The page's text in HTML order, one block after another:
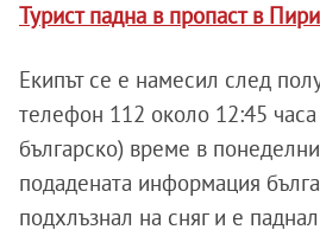
Турист падна в пропаст в
Екипът се е намесил след
телефон 112 около 12:45
българско) време в
подадената информация
подхлъзнал на сняг и е